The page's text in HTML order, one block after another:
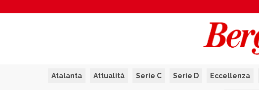
Atalanta Attualità Serie C Serie D Eccellenza